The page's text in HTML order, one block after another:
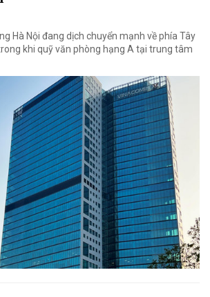
Hà Nội đang dịch chuyển mạnh về phía Tây
khi quỹ văn phòng hạng A tại trung tâm